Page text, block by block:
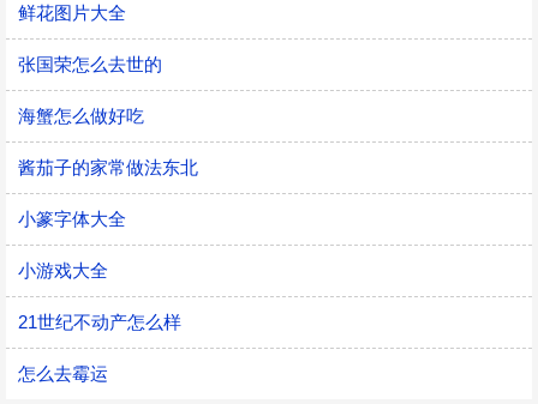
鲜花图片大全
张国荣怎么去世的
海蟹怎么做好吃
酱茄子的家常做法东北
小篆字体大全
小游戏大全
21世纪不动产怎么样
怎么去霉运